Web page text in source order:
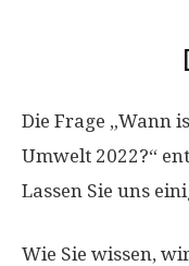
Die Frage „Wann
Umwelt 2022?“
Lassen Sie uns
Wie Sie wissen,